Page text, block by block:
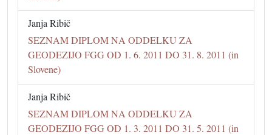
Janja Ribič
SEZNAM DIPLOM NA ODDELKU ZA
GEODEZIJO FGG OD 1. 6. 2011 DO 31. 8. 2011 (in
Slovene)
Janja Ribič
SEZNAM DIPLOM NA ODDELKU ZA
GEODEZIJO FGG OD 1. 3. 2011 DO 31. 5. 2011 (in